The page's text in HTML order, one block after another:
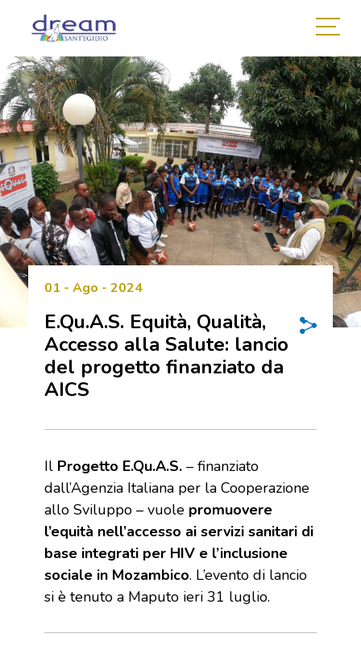
01 - Ago - 2024
E.Qu.A.S. Equità, Qualità,
Accesso alla Salute: lancio
del progetto finanziato da
AICS
Il Progetto E.Qu.A.S. – finanziato
dall’Agenzia Italiana per la Cooperazione
allo Sviluppo – vuole promuovere
l’equità nell’accesso ai servizi sanitari di
base integrati per HIV e l’inclusione
sociale in Mozambico. L’evento di lancio
si è tenuto a Maputo ieri 31 luglio.